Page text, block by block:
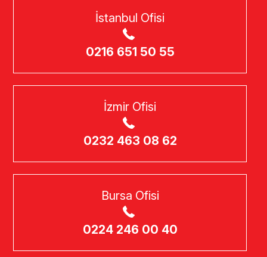
İstanbul Ofisi
0216 651 50 55
İzmir Ofisi
0232 463 08 62
Bursa Ofisi
0224 246 00 40